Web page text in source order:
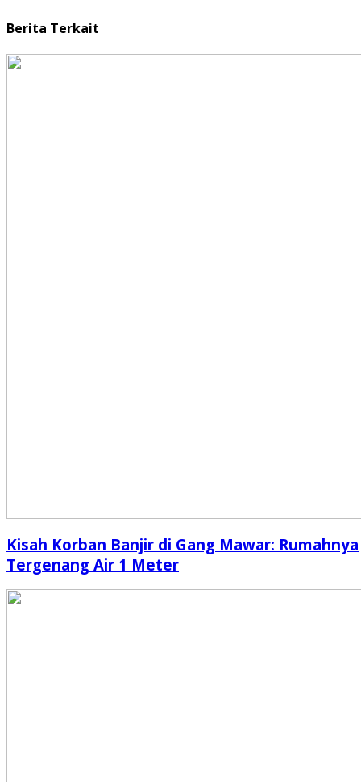
Berita Terkait
Kisah Korban Banjir di Gang Mawar: Rumahnya
Tergenang Air 1 Meter